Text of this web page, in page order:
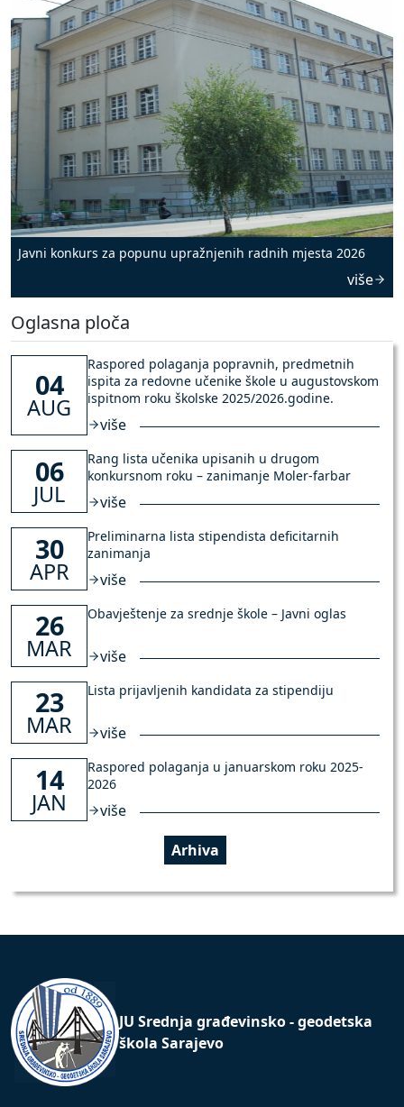
Javni konkurs za popunu upražnjenih radnih mjesta 2026
više
Oglasna ploča
04
AUG
Raspored polaganja popravnih, predmetnih
ispita za redovne učenike škole u augustovskom
ispitnom roku školske 2025/2026.godine.
više
06
JUL
Rang lista učenika upisanih u drugom
konkursnom roku – zanimanje Moler-farbar
više
30
APR
Preliminarna lista stipendista deficitarnih
zanimanja
više
26
MAR
Obavještenje za srednje škole – Javni oglas
više
23
MAR
Lista prijavljenih kandidata za stipendiju
više
14
JAN
Raspored polaganja u januarskom roku 2025-
2026
više
Arhiva
JU Srednja građevinsko - geodetska
škola Sarajevo